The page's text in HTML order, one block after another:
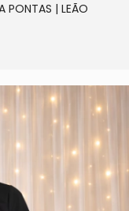
PONTAS | LEÃO